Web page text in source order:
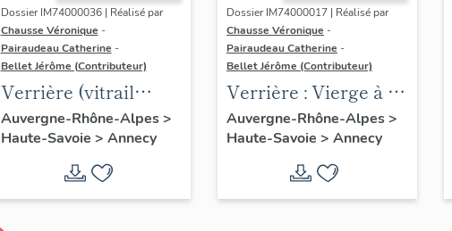
Dossier IM74000036 | Réalisé par
Chausse Véronique -
Pairaudeau Catherine -
Bellet Jérôme (Contributeur)
Verrière (vitrail
archéologique) :
Vierge à l' Enfant,
saint Maurice (baie
0), verrière à
Auvergne-Rhône-Alpes>
Haute-Savoie > Annecy
Dossier IM74000017 | Réalisé par
Chausse Véronique -
Pairaudeau Catherine -
Bellet Jérôme (Contributeur)
Verrière : Vierge à l'
Enfant, saint Pierre,
verrière à
personnages
Auvergne-Rhône-Alpes>
Haute-Savoie > Annecy